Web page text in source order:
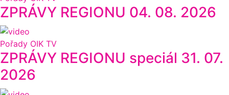
ZPRÁVY REGIONU 04. 08. 2026
Pořady OIK TV
ZPRÁVY REGIONU speciál 31. 07.
2026